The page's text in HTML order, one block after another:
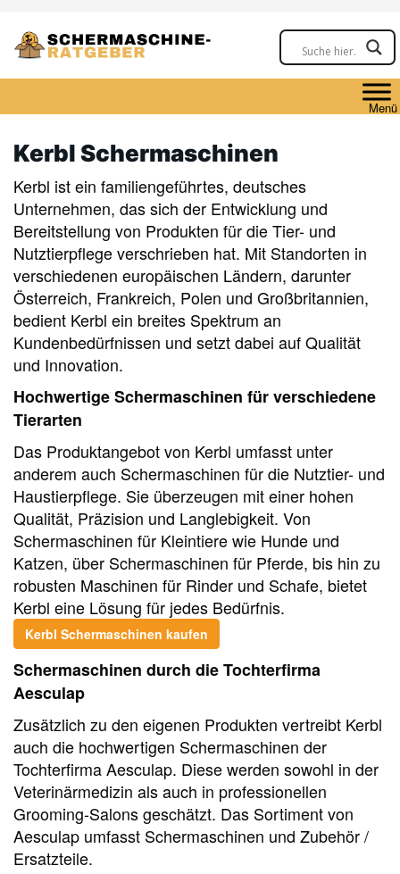
main
content
Menü
Kerbl Schermaschinen
Kerbl ist ein familiengeführtes, deutsches
Unternehmen, das sich der Entwicklung und
Bereitstellung von Produkten für die Tier- und
Nutztierpflege verschrieben hat. Mit Standorten in
verschiedenen europäischen Ländern, darunter
Österreich, Frankreich, Polen und Großbritannien,
bedient Kerbl ein breites Spektrum an
Kundenbedürfnissen und setzt dabei auf Qualität
und Innovation.
Hochwertige Schermaschinen für verschiedene
Tierarten
Das Produktangebot von Kerbl umfasst unter
anderem auch Schermaschinen für die Nutztier- und
Haustierpflege. Sie überzeugen mit einer hohen
Qualität, Präzision und Langlebigkeit. Von
Schermaschinen für Kleintiere wie Hunde und
Katzen, über Schermaschinen für Pferde, bis hin zu
robusten Maschinen für Rinder und Schafe, bietet
Kerbl eine Lösung für jedes Bedürfnis.
Kerbl Schermaschinen kaufen
Schermaschinen durch die Tochterfirma
Aesculap
Zusätzlich zu den eigenen Produkten vertreibt Kerbl
auch die hochwertigen Schermaschinen der
Tochterfirma Aesculap. Diese werden sowohl in der
Veterinärmedizin als auch in professionellen
Grooming-Salons geschätzt. Das Sortiment von
Aesculap umfasst Schermaschinen und Zubehör /
Ersatzteile.